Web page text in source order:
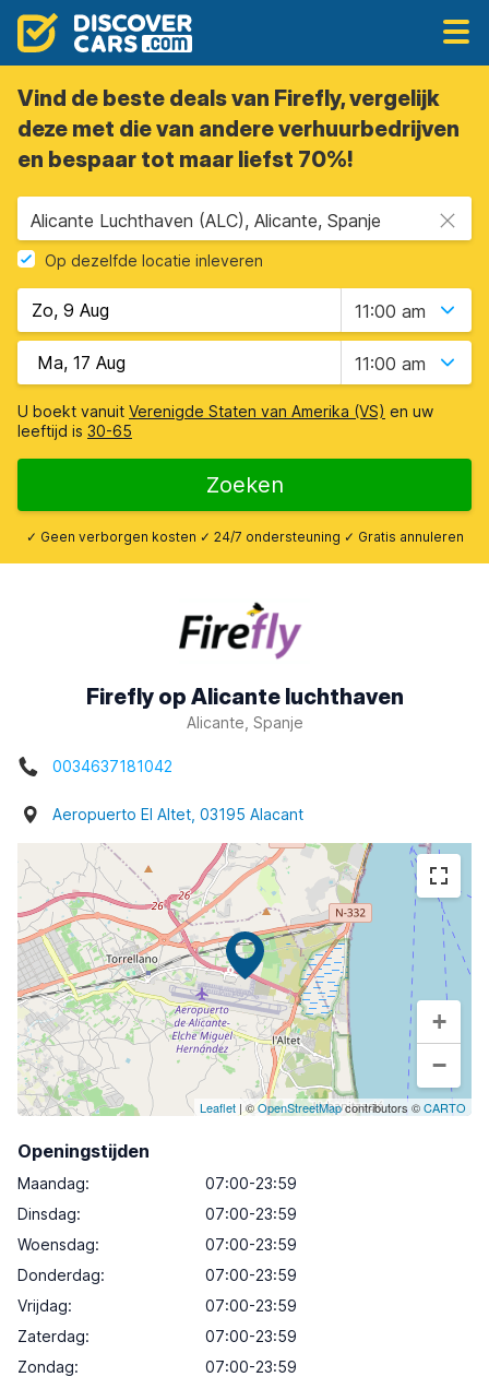
Vind de beste deals van Firefly, vergelijk
deze met die van andere verhuurbedrijven
en bespaar tot maar liefst 70%!
Alicante Luchthaven (ALC), Alicante, Spanje
Op dezelfde locatie inleveren
11:00 am
11:00 am
U boekt vanuit Verenigde Staten van Amerika (VS) en uw
leeftijd is 30-65
Zoeken
✓ Geen verborgen kosten ✓ 24/7 ondersteuning ✓ Gratis annuleren
Firefly op Alicante luchthaven
Alicante, Spanje
0034637181042
Aeropuerto El Altet, 03195 Alacant
+
−
Leaflet | ©OpenStreetMapcontributors ©CARTO
Openingstijden
Maandag:
07:00-23:59
Dinsdag:
07:00-23:59
Woensdag:
07:00-23:59
Donderdag:
07:00-23:59
Vrijdag:
07:00-23:59
Zaterdag:
07:00-23:59
Zondag: 07:00-23:59